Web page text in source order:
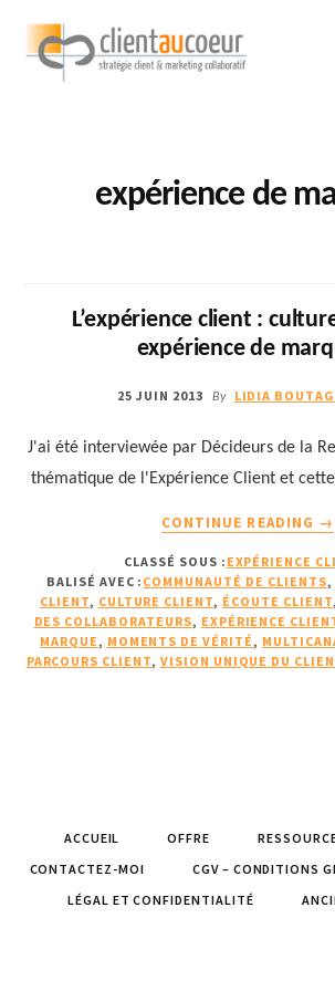
contenu
Additional
menu
mémorablesexpérience de
L’expérience client :
expérience de
25 JUIN 2013 By LIDIA
J'ai été interviewée par Décideurs de la
thématique de l'Expérience Client et
CONTINUE READING
:
→
CLASSÉ SOUS : EXPÉRIENCE
BALISÉ AVEC : COMMUNAUTÉ DE CLIENTS,
CLIENT, CULTURE CLIENT, ÉCOUTE CLIENT,
DES COLLABORATEURS, EXPÉRIENCE
MARQUE , MOMENTS DE VÉRITÉ ,
PARCOURS CLIENT, VISION UNIQUE DU
ACCUEIL OFFRE
CONTACTEZ-MOI
CGV – CONDITIONS
LÉGAL ET CONFIDENTIALITÉ